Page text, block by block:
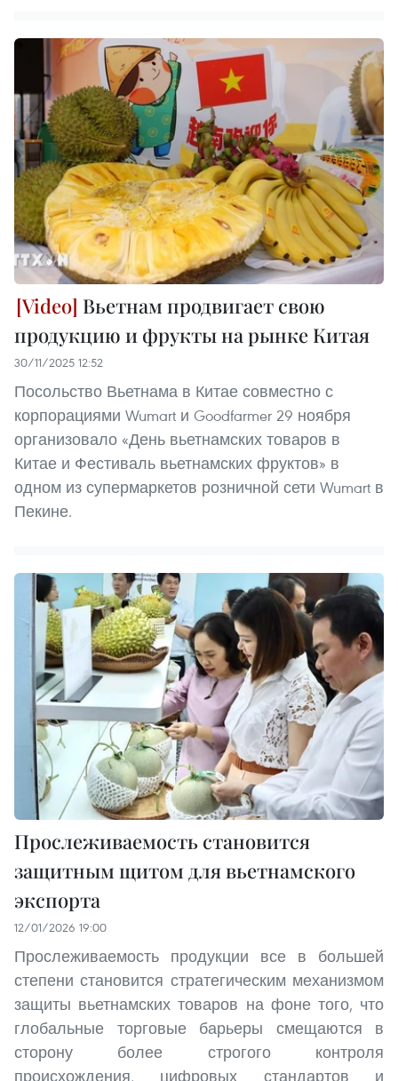
Вьетнам продвигает свою
продукцию и фрукты на рынке Китая
30/11/2025 12:52
Посольство Вьетнама в Китае совместно с
корпорациями Wumart и Goodfarmer 29 ноября
организовало «День вьетнамских товаров в
Китае и Фестиваль вьетнамских фруктов» в
одном из супермаркетов розничной сети Wumart в
Пекине.
Прослеживаемость становится
защитным щитом для вьетнамского
экспорта
12/01/2026 19:00
Прослеживаемость продукции все в большей
степени становится стратегическим механизмом
защиты вьетнамских товаров на фоне того, что
глобальные торговые барьеры смещаются в
сторону более строгого контроля
происхождения, цифровых стандартов и